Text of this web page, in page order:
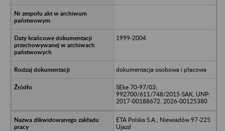
1999-2004
dokumentacja osobowa i płacowa
SEke 70-97/03;
992700/611/748/2015-SAK, UNP:
2017-00188672, 2026-00125380
ETA Polska S.A., Niewiadów 97-225
Ujazd